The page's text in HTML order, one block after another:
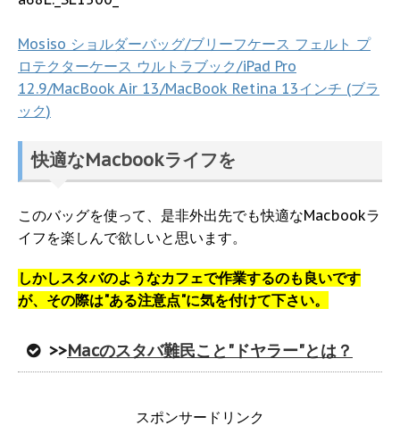
Mosiso ショルダーバッグ/ブリーフケース フェルト プ
ロテクターケース ウルトラブック/iPad Pro
12.9/MacBook Air 13/MacBook Retina 13インチ (ブラ
ック)
快適なMacbookライフを
このバッグを使って、是非外出先でも快適なMacbookラ
イフを楽しんで欲しいと思います。
しかしスタバのようなカフェで作業するのも良いです
が、その際は"ある注意点"に気を付けて下さい。
>>Macのスタバ難民こと" ドヤラー"とは？
スポンサードリンク